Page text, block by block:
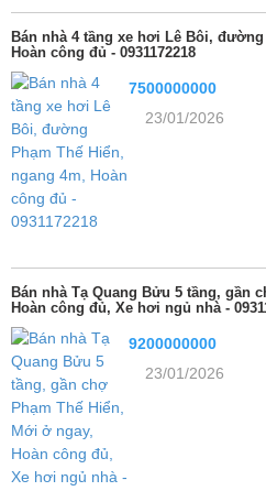
Bán nhà 4 tầng xe hơi Lê Bôi,
Hoàn công đủ - 0931172218
7500000000
23/01/2026
Bán nhà Tạ Quang Bửu 5 tầng, gần
Hoàn công đủ, Xe hơi ngủ nhà -
9200000000
23/01/2026